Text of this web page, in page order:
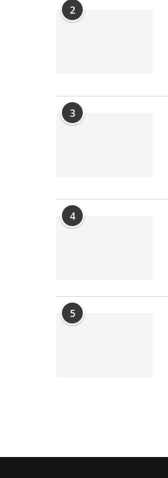
2
3
4
5